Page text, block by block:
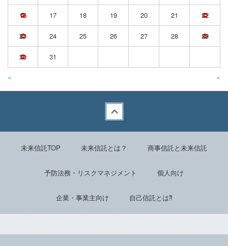
16 17 18 19 20 21 22
23 24 25 26 27 28 29
30 31
« »
未来信託TOP 未来信託とは？ 商事信託と未来信託
予防法務・リスクマネジメント 個人向け
企業・事業主向け 自己信託とは⁈
Back to top